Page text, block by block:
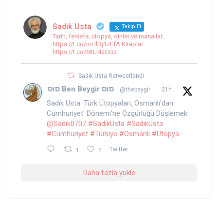
Sadık Usta Takip Et
Tarih, felsefe, ütopya, dinler ve masallar...
https://t.co/mHlDj1zEfA Kitaplar:
https://t.co/6ItLl4zGGz
Sadık Usta Retweetlendi
סוס Ben Beygir סוס @thebeygir · 21h
Sadık Usta: Türk Ütopyaları, Osmanlı'dan
Cumhuriyet' Dönemi'ne Özgürlüğü Düşlemek
@Sadik0707 #SadikUsta #SadıkUsta
#Cumhuriyet #Türkiye #Osmanlı #Ütopya
1 2 Twitter
Daha fazla yükle